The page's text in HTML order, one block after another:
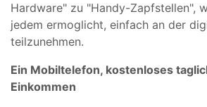
Hardware" zu "Handy-Zapfstellen",
jedem ermoglicht, einfach an der
teilzunehmen.
Ein Mobiltelefon, kostenloses
Einkommen